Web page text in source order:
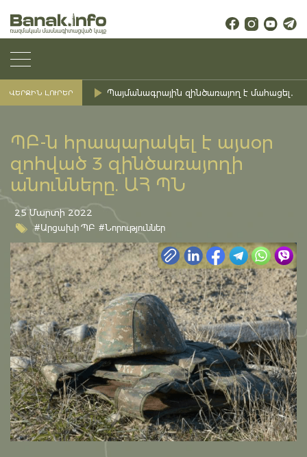
ՎԵՐՋԻՆ ԼՈՒՐԵՐ Պայմանագրային զինծառայող է մահացել․
ՊԲ-ն հրապարակել է այսօր
զոհված 3 զինծառայողի
անունները. ԱՀ ՊՆ
25 Մարտի 2022
#Արցախի ՊԲ #Նորություններ